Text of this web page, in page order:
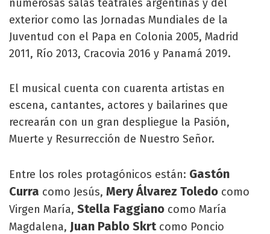
numerosas salas teatrales argentinas y del
exterior como las Jornadas Mundiales de la
Juventud con el Papa en Colonia 2005, Madrid
2011, Río 2013, Cracovia 2016 y Panamá 2019.
El musical cuenta con cuarenta artistas en
escena, cantantes, actores y bailarines que
recrearán con un gran despliegue la Pasión,
Muerte y Resurrección de Nuestro Señor.
Entre los roles protagónicos están: Gastón
Curra como Jesús, Mery Álvarez Toledo como
Virgen María, Stella Faggiano como María
Magdalena, Juan Pablo Skrtcomo Poncio